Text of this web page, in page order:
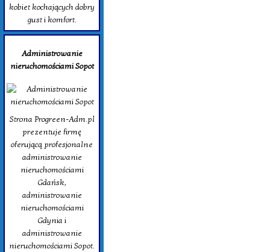
kobiet kochających dobry
gust i komfort.
Administrowanie
nieruchomościami Sopot
Strona Progreen-Adm.pl
prezentuje firmę
oferującą profesjonalne
administrowanie
nieruchomościami
Gdańsk,
administrowanie
nieruchomościami
Gdynia i
administrowanie
nieruchomościami Sopot.